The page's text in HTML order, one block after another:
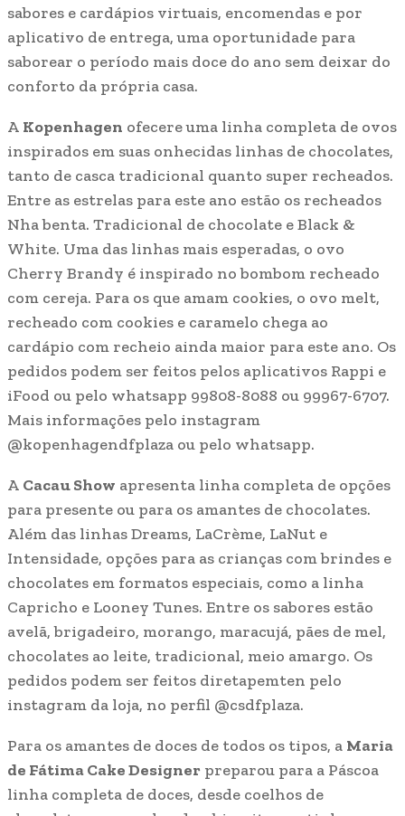
sabores e cardápios virtuais, encomendas e por
aplicativo de entrega, uma oportunidade para
saborear o período mais doce do ano sem deixar do
conforto da própria casa.
A Kopenhagen ofecere uma linha completa de ovos
inspirados em suas onhecidas linhas de chocolates,
tanto de casca tradicional quanto super recheados.
Entre as estrelas para este ano estão os recheados
Nha benta. Tradicional de chocolate e Black &
White. Uma das linhas mais esperadas, o ovo
Cherry Brandy é inspirado no bombom recheado
com cereja. Para os que amam cookies, o ovo melt,
recheado com cookies e caramelo chega ao
cardápio com recheio ainda maior para este ano. Os
pedidos podem ser feitos pelos aplicativos Rappi e
iFood ou pelo whatsapp 99808-8088 ou 99967-6707.
Mais informações pelo instagram
@kopenhagendfplaza ou pelo whatsapp.
A Cacau Show apresenta linha completa de opções
para presente ou para os amantes de chocolates.
Além das linhas Dreams, LaCrème, LaNut e
Intensidade, opções para as crianças com brindes e
chocolates em formatos especiais, como a linha
Capricho e Looney Tunes. Entre os sabores estão
avelã, brigadeiro, morango, maracujá, pães de mel,
chocolates ao leite, tradicional, meio amargo. Os
pedidos podem ser feitos diretapemten pelo
instagram da loja, no perfil @csdfplaza.
Para os amantes de doces de todos os tipos, a Maria
de Fátima Cake Designer preparou para a Páscoa
linha completa de doces, desde coelhos de